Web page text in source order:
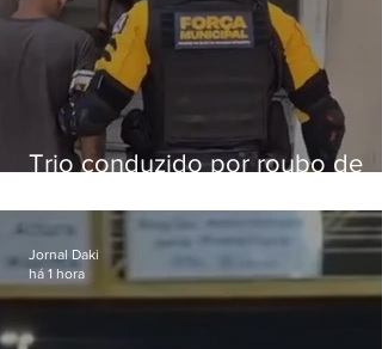
Trio conduzido por roubo de
passagens
Jornal Daki
há 1 hora